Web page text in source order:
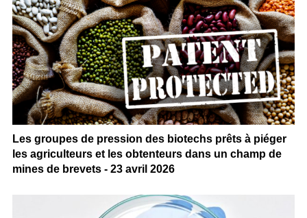
Les groupes de pression des biotechs prêts à piéger
les agriculteurs et les obtenteurs dans un champ de
mines de brevets - 23 avril 2026